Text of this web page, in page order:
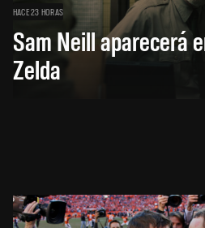
HACE 23 HORAS
Sam Neill aparecerá
Zelda